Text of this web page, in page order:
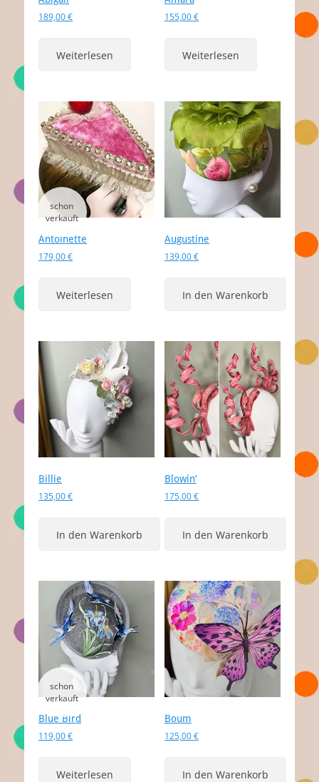
189,00€
Weiterlesen
155,00€
Weiterlesen
Antoinette
179,00€
Weiterlesen
Augustine
139,00€
In den Warenkorb
Billie
135,00€
In den Warenkorb
Blowin‘
175,00€
In den Warenkorb
Blue Bird
119,00€
Weiterlesen
Boum
125,00€
In den Warenkorb